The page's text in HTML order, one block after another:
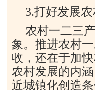
3.打好发展
农村一二三
象。推进农村
收，还在于加
农村发展的内
近城镇化创造